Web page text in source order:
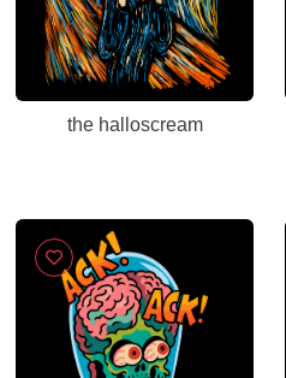
the halloscream